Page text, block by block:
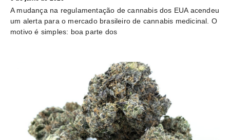
A mudança na regulamentação de cannabis dos EUA acendeu
um alerta para o mercado brasileiro de cannabis medicinal. O
motivo é simples: boa parte dos